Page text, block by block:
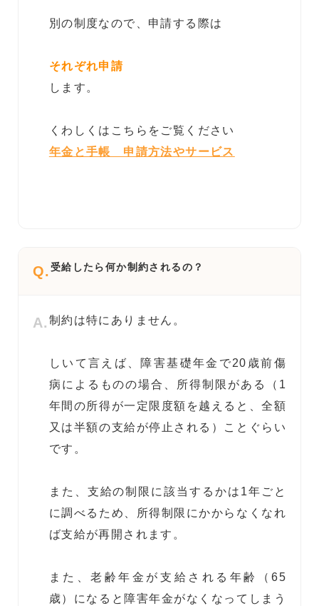
別の制度なので、申請する際は
それぞれ申請
します。
くわしくはこちらをご覧ください
年金と手帳 申請方法やサービス
Q.受給したら何か制約されるの？
A. 制約は特にありません。
しいて言えば、障害基礎年金で20歳前傷
病によるものの場合、所得制限がある（1
年間の所得が一定限度額を越えると、全額
又は半額の支給が停止される）ことぐらい
です。
また、支給の制限に該当するかは1年ごと
に調べるため、所得制限にかからなくなれ
ば支給が再開されます。
また、老齢年金が支給される年齢（65
歳）になると障害年金がなくなってしまう